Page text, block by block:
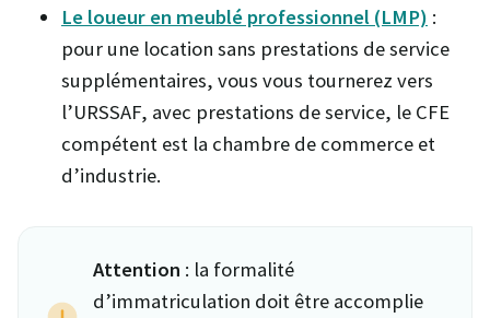
Le loueur en meublé professionnel (LMP) :
pour une location sans prestations de service
supplémentaires, vous vous tournerez vers
l’URSSAF, avec prestations de service, le CFE
compétent est la chambre de commerce et
d’industrie.
Attention : la formalité
d’immatriculation doit être accomplie